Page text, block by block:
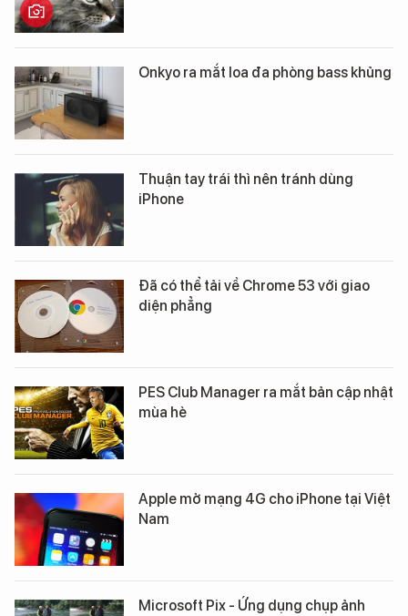
Onkyo ra mắt loa đa phòng bass khủng
Thuận tay trái thì nên tránh dùng
iPhone
Đã có thể tải về Chrome 53 với giao
diện phẳng
PES Club Manager ra mắt bản cập nhật
mùa hè
Apple mở mạng 4G cho iPhone tại Vi​ệt
Nam
Microsoft Pix - Ứng dụng chụp ảnh